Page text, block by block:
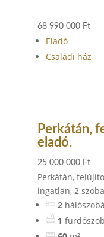
68 990 000 Ft
Eladó
Családi ház
Perkátán,
eladó.
25 000 000 Ft
Perkátán,
ingatlan, 2
2
1